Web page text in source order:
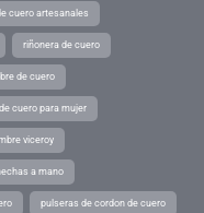
cuero artesanales
riñonera de cuero
de cuero
cuero para mujer
viceroy
a mano
pulseras de cordon de cuero